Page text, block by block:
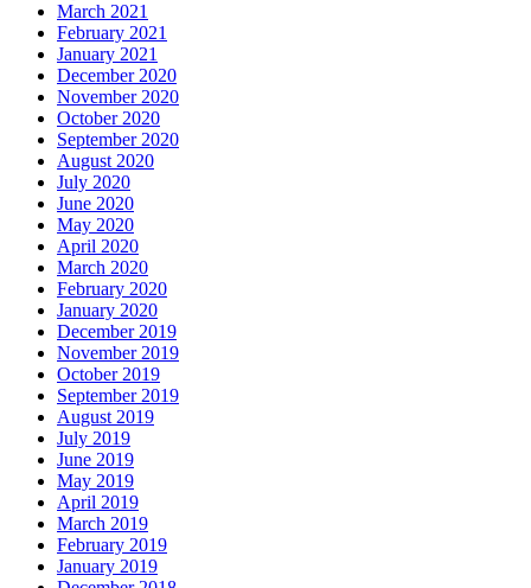
March 2021
February 2021
January 2021
December 2020
November 2020
October 2020
September 2020
August 2020
July 2020
June 2020
May 2020
April 2020
March 2020
February 2020
January 2020
December 2019
November 2019
October 2019
September 2019
August 2019
July 2019
June 2019
May 2019
April 2019
March 2019
February 2019
January 2019